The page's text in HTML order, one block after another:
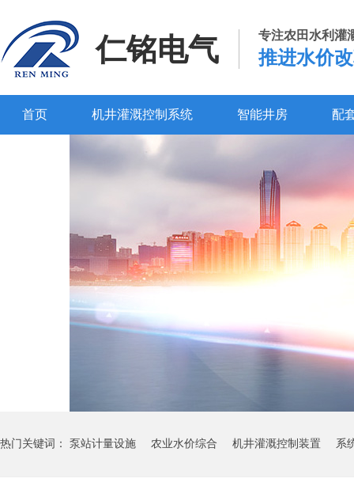
仁铭电气 专注农田水利灌
推进水价
首页 机井灌溉控制系统 智能井房 配
热门关键词： 泵站计量设施 农业水价综合 机井灌溉控制装置 系